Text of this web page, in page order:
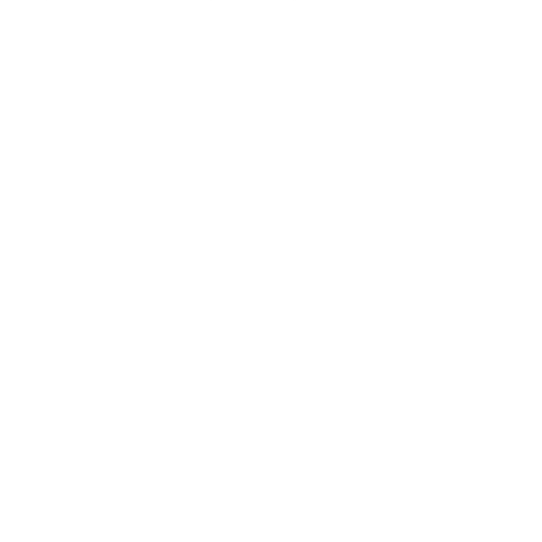
hegn eller busketter. Bærrene modner i juli-
minimal pasning. Beskær gerne busken let efter